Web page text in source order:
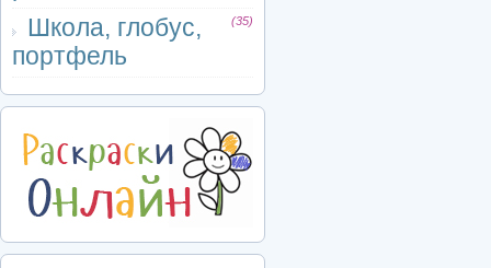
Школа, глобус,
портфель
(35)